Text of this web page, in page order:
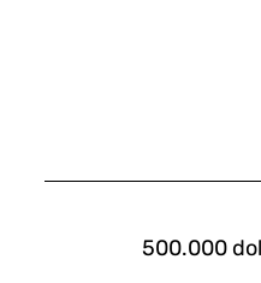
500.000